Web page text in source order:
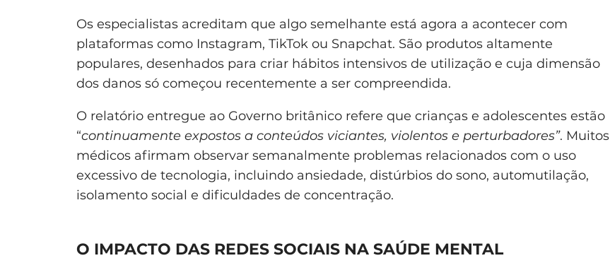
Os especialistas acreditam que algo semelhante está agora a acontecer com
plataformas como Instagram, TikTok ou Snapchat. São produtos altamente
populares, desenhados para criar hábitos intensivos de utilização e cuja dimensão
dos danos só começou recentemente a ser compreendida.
O relatório entregue ao Governo britânico refere que crianças e adolescentes estão
“continuamente expostos a conteúdos viciantes, violentos e perturbadores”. Muitos
médicos afirmam observar semanalmente problemas relacionados com o uso
excessivo de tecnologia, incluindo ansiedade, distúrbios do sono, automutilação,
isolamento social e dificuldades de concentração.
O IMPACTO DAS REDES SOCIAIS NA SAÚDE MENTAL